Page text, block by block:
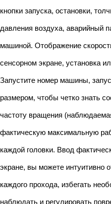
кнопки запуска, остановки,
давления воздуха, аварийный
машиной. Отображение
сенсорном экране, установка
Запустите номер машины,
размером, чтобы четко знать
частоту вращения
фактическую максимальную
каждой головки. Ввод
экране, вы можете интуитивно
каждого прохода, избегать
наблюдать и регулировать